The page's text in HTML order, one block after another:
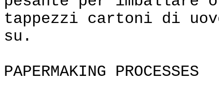
tappezzi cartoni di
su.
PAPERMAKING PROCESSES